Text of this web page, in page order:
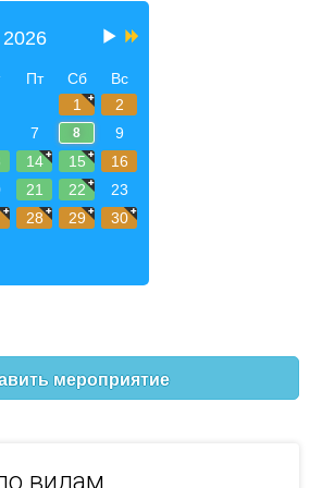
2026
Пт Сб
Вс
1
2
7 8
9
14 15
16
21 22
23
28 29
30
мероприятие
видам